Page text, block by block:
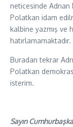
neticesinde Adnan
Polatkan idam
kalbine yazmış ve
hatırlamamaktadır.
Buradan tekrar
Polatkan
isterim.
Sayın